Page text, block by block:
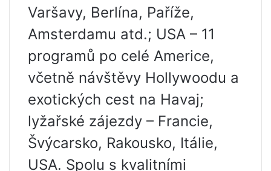
Varšavy, Berlína, Paříže,
Amsterdamu atd.; USA – 11
programů po celé Americe,
včetně návštěvy Hollywoodu a
exotických cest na Havaj;
lyžařské zájezdy – Francie,
Švýcarsko, Rakousko, Itálie,
USA. Spolu s kvalitními